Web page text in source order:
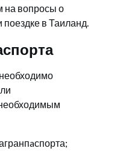
на вопросы о
поездке в Таиланд.​